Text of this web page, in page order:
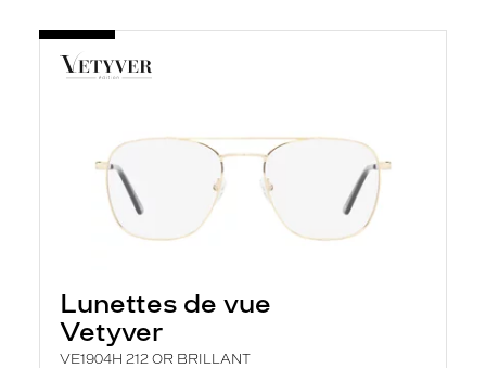
Lunettes de vue
Vetyver
VE1904H 212 OR BRILLANT